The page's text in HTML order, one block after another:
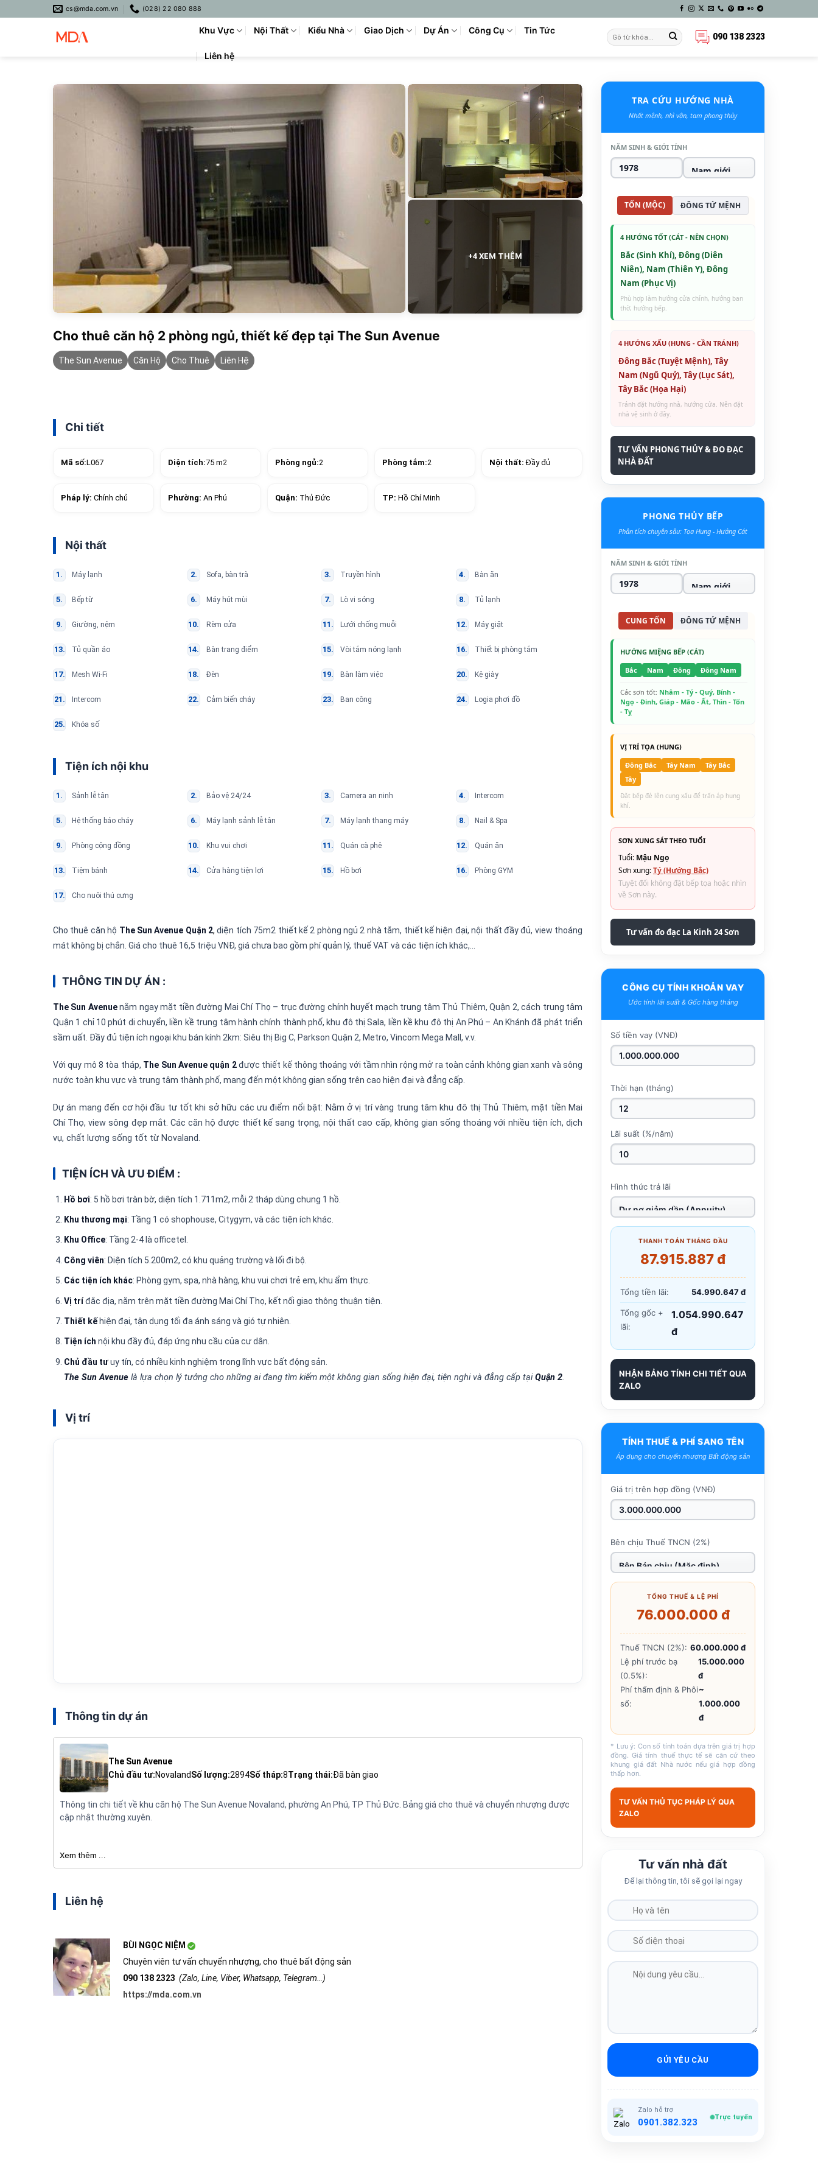
to
cs@mda.com.vn (028) 22 080 888
Khu Vực Nội Thất Kiểu Nhà Giao Dịch Dự Án Công Cụ Tin Tức
Liên hệ
090 138 2323
+4 XEM THÊM
Cho thuê căn hộ 2 phòng ngủ, thiết kế đẹp tại The Sun Avenue
The Sun Avenue Căn Hộ Cho Thuê Liên Hệ
Chi tiết
Mã số:L067 Diện tích:75 m2 Phòng ngủ:2 Phòng tắm:2 Nội thất:Đầy đủ
Pháp lý: Chính chủ Phường: An Phú Quận: Thủ Đức TP: Hồ Chí Minh
Nội thất
Máy lạnh Sofa, bàn trà Truyền hình Bàn ăn
Bếp từ Máy hút mùi Lò vi sóng Tủ lạnh
Giường, nệm Rèm cửa Lưới chống muỗi Máy giặt
Tủ quần áo Bàn trang điểm Vòi tắm nóng lạnh Thiết bị phòng tắm
Mesh Wi-Fi Đèn Bàn làm việc Kệ giày
Intercom Cảm biến cháy Ban công Logia phơi đồ
Khóa số
Tiện ích nội khu
Sảnh lễ tân Bảo vệ 24/24 Camera an ninh Intercom
Hệ thống báo cháy Máy lạnh sảnh lễ tân Máy lạnh thang máy Nail & Spa
Phòng cộng đồng Khu vui chơi Quán cà phê Quán ăn
Tiệm bánh Cửa hàng tiện lợi Hồ bơi Phòng GYM
Cho nuôi thú cưng
Cho thuê căn hộ The Sun Avenue Quận 2, diện tích 75m2 thiết kế 2 phòng ngủ 2 nhà tắm, thiết kế hiện đại, nội thất đầy đủ, view thoáng
mát không bị chắn. Giá cho thuê 16,5 triệu VNĐ, giá chưa bao gồm phí quản lý, thuế VAT và các tiện ích khác,…
THÔNG TIN DỰ ÁN :
The Sun Avenuenằm ngay mặt tiền đường Mai Chí Thọ – trục đường chính huyết mạch trung tâm Thủ Thiêm, Quận 2, cách trung tâm
Quận 1 chỉ 10 phút di chuyển, liền kề trung tâm hành chính thành phố, khu đô thị Sala, liền kề khu đô thị An Phú – An Khánh đã phát triển
sầm uất. Đầy đủ tiện ích ngoại khu bán kính 2km: Siêu thị Big C, Parkson Quận 2, Metro, Vincom Mega Mall, v.v.
Với quy mô 8 tòa tháp, The Sun Avenue quận 2được thiết kế thông thoáng với tầm nhìn rộng mở ra toàn cảnh không gian xanh và sông
nước toàn khu vực và trung tâm thành phố, mang đến một không gian sống trên cao hiện đại và đẳng cấp.
Dự án mang đến cơ hội đầu tư tốt khi sở hữu các ưu điểm nổi bật: Nằm ở vị trí vàng trung tâm khu đô thị Thủ Thiêm, mặt tiền Mai
Chí Thọ, view sông đẹp mắt. Các căn hộ được thiết kế sang trọng, nội thất cao cấp, không gian sống thoáng với nhiều tiện ích, dịch
vụ, chất lượng sống tốt từ Novaland.
TIỆN ÍCH VÀ ƯU ĐIỂM :
Hồ bơi: 5 hồ bơi tràn bờ, diện tích 1.711m2, mỗi 2 tháp dùng chung 1 hồ.
Khu thương mại: Tầng 1 có shophouse, Citygym, và các tiện ích khác.
Khu Office: Tầng 2-4 là officetel.
Công viên: Diện tích 5.200m2, có khu quảng trường và lối đi bộ.
Các tiện ích khác: Phòng gym, spa, nhà hàng, khu vui chơi trẻ em, khu ẩm thực.
Vị tríđắc địa, nằm trên mặt tiền đường Mai Chí Thọ, kết nối giao thông thuận tiện.
Thiết kế hiện đại, tận dụng tối đa ánh sáng và gió tự nhiên.
Tiện ích nội khu đầy đủ, đáp ứng nhu cầu của cư dân.
Chủ đầu tưuy tín, có nhiều kinh nghiệm trong lĩnh vực bất động sản.
The Sun Avenue là lựa chọn lý tưởng cho những ai đang tìm kiếm một không gian sống hiện đại, tiện nghi và đẳng cấp tạiQuận 2.
Vị trí
Thông tin dự án
The Sun Avenue
Chủ đầu tư:NovalandSố lượng:2894Số tháp:8Trạng thái:Đã bàn giao
Thông tin chi tiết về khu căn hộ The Sun Avenue Novaland, phường An Phú, TP Thủ Đức. Bảng giá cho thuê và chuyển nhượng được
cập nhật thường xuyên.
Xem thêm ...
Liên hệ
BÙI NGỌC NIỆM
Chuyên viên tư vấn chuyển nhượng, cho thuê bất động sản
090 138 2323 (Zalo, Line, Viber, Whatsapp, Telegram…)
https://mda.com.vn
TRA CỨU HƯỚNG NHÀ
Nhất mệnh, nhì vận, tam phong thủy
NĂM SINH & GIỚI TÍNH
TỐN (MỘC) ĐÔNG TỨ MỆNH
4 HƯỚNG TỐT (CÁT - NÊN CHỌN)
Bắc (Sinh Khí), Đông (Diên
Niên), Nam (Thiên Y), Đông
Nam (Phục Vị)
Phù hợp làm hướng cửa chính, hướng ban
thờ, hướng bếp.
4 HƯỚNG XẤU (HUNG - CẦN TRÁNH)
Đông Bắc (Tuyệt Mệnh), Tây
Nam (Ngũ Quỷ), Tây (Lục Sát),
Tây Bắc (Họa Hại)
Tránh đặt hướng nhà, hướng cửa. Nên đặt
nhà vệ sinh ở đây.
TƯ VẤN PHONG THỦY & ĐO ĐẠC
NHÀ ĐẤT
PHONG THỦY BẾP
Phân tích chuyên sâu: Tọa Hung - Hướng Cát
NĂM SINH & GIỚI TÍNH
CUNG TỐN ĐÔNG TỨ MỆNH
HƯỚNG MIỆNG BẾP (CÁT)
Bắc
Nam Đông Đông Nam
Các sơn tốt: Nhâm - Tý - Quý, Bính -
Ngọ - Đinh, Giáp - Mão - Ất, Thìn - Tốn
- Tỵ
VỊ TRÍ TỌA (HUNG)
Đông Bắc
Tây Nam
Tây Bắc
Tây
Đặt bếp đè lên cung xấu để trấn áp hung
khí.
SƠN XUNG SÁT THEO TUỔI
Tuổi: Mậu Ngọ
Sơn xung:Tý (Hướng Bắc)
Tuyệt đối không đặt bếp tọa hoặc nhìn
về Sơn này.
Tư vấn đo đạc La Kinh 24 Sơn
CÔNG CỤ TÍNH KHOẢN VAY
Ước tính lãi suất & Gốc hàng tháng
Số tiền vay (VNĐ)
Thời hạn (tháng)
Lãi suất (%/năm)
Hình thức trả lãi
THANH TOÁN THÁNG ĐẦU
87.915.887 đ
Tổng tiền lãi: 54.990.647 đ
Tổng gốc +
lãi:
1.054.990.647
đ
NHẬN BẢNG TÍNH CHI TIẾT QUA
ZALO
TÍNH THUẾ & PHÍ SANG TÊN
Áp dụng cho chuyển nhượng Bất động sản
Giá trị trên hợp đồng (VNĐ)
Bên chịu Thuế TNCN (2%)
TỔNG THUẾ & LỆ PHÍ
76.000.000 đ
Thuế TNCN (2%): 60.000.000 đ
Lệ phí trước bạ
(0.5%):
15.000.000
đ
Phí thẩm định & Phôi
sổ:
~
1.000.000
đ
* Lưu ý: Con số tính toán dựa trên giá trị hợp
đồng. Giá tính thuế thực tế sẽ căn cứ theo
khung giá đất Nhà nước nếu giá hợp đồng
thấp hơn.
TƯ VẤN THỦ TỤC PHÁP LÝ QUA
ZALO
Tư vấn nhà đất
Để lại thông tin, tôi sẽ gọi lại ngay
GỬI YÊU CẦU
Zalo hỗ trợ
0901.382.323 Trực tuyến